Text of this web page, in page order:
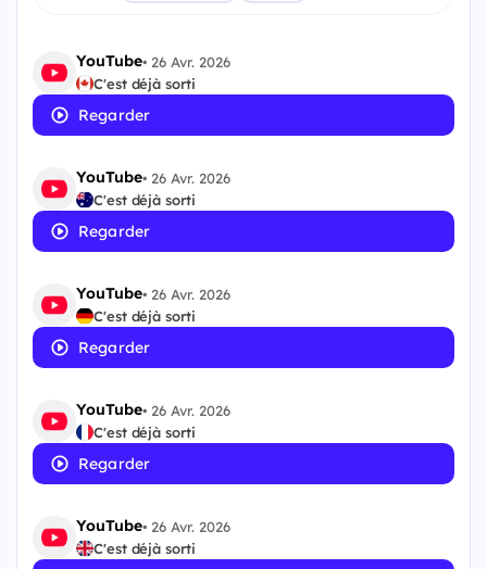
YouTube• 26 Avr. 2026
C'est déjà sorti
Regarder
YouTube• 26 Avr. 2026
C'est déjà sorti
Regarder
YouTube• 26 Avr. 2026
C'est déjà sorti
Regarder
YouTube• 26 Avr. 2026
C'est déjà sorti
Regarder
YouTube• 26 Avr. 2026
C'est déjà sorti